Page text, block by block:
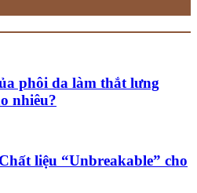
phôi da làm thắt lưng
nhiêu?
liệu “Unbreakable” cho